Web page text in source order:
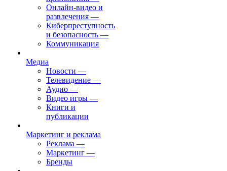
Онлайн-видео и
развлечения —
Киберпреступность
и безопасность —
Коммуникация
Медиа
Новости —
Телевидение —
Аудио —
Видео игры —
Книги и
публикации
Маркетинг и реклама
Реклама —
Маркетинг —
Бренды